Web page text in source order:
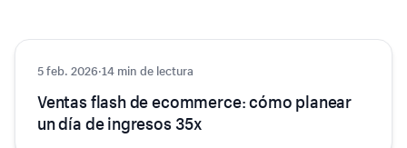
Consejos y trucos
5 feb. 2026·14 min de lectura
Ventas flash de ecommerce: cómo planear
un día de ingresos 35x